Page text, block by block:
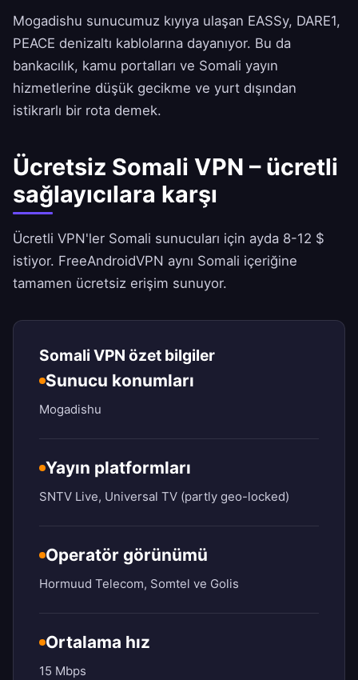
Mogadishu sunucumuz kıyıya ulaşan EASSy, DARE1,
PEACE denizaltı kablolarına dayanıyor. Bu da
bankacılık, kamu portalları ve Somali yayın
hizmetlerine düşük gecikme ve yurt dışından
istikrarlı bir rota demek.
Ücretsiz Somali VPN – ücretli
sağlayıcılara karşı
Ücretli VPN'ler Somali sunucuları için ayda 8-12 $
istiyor. FreeAndroidVPN aynı Somali içeriğine
tamamen ücretsiz erişim sunuyor.
Somali VPN özet bilgiler
Sunucu konumları
Mogadishu
Yayın platformları
SNTV Live, Universal TV (partly geo-locked)
Operatör görünümü
Hormuud Telecom, Somtel ve Golis
Ortalama hız
15 Mbps